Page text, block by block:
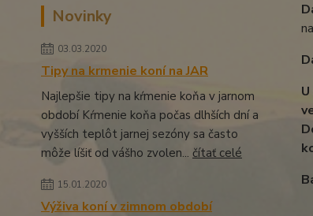
Novinky
03.03.2020
Tipy na krmenie koní na JAR
Najlepšie tipy na kŕmenie koňa v jarnom
období Kŕmenie koňa počas dlhších dní a
vyšších teplôt jarnej sezóny sa často
môže líšiť od vášho zvolen... čítať celé
15.01.2020
Výživa koní v zimnom období